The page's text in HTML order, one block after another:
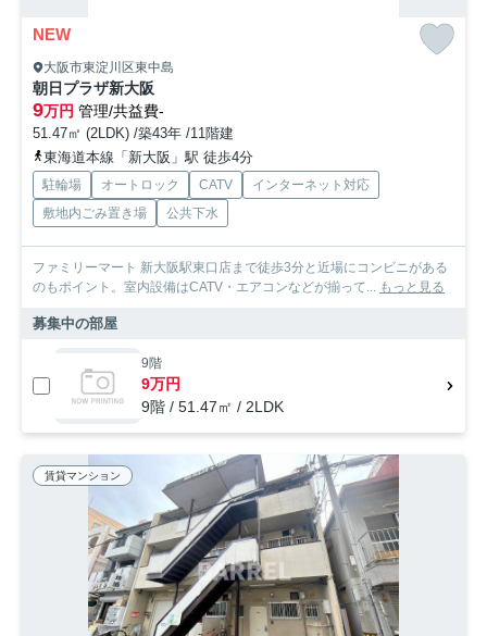
NEW
大阪市東淀川区東中島
朝日プラザ新大阪
9万円 管理/共益費-
51.47㎡ (2LDK) /築43年 /11階建
東海道本線「新大阪」駅 徒歩4分
駐輪場 オートロック CATV
インターネット対応
敷地内ごみ置き場
公共下水
ファミリーマート 新大阪駅東口店まで徒歩3分と近場にコンビニがある
のもポイント。室内設備はCATV・エアコンなどが揃って... もっと見る
募集中の部屋
9階
9万円
9階 / 51.47㎡ / 2LDK
賃貸マンション